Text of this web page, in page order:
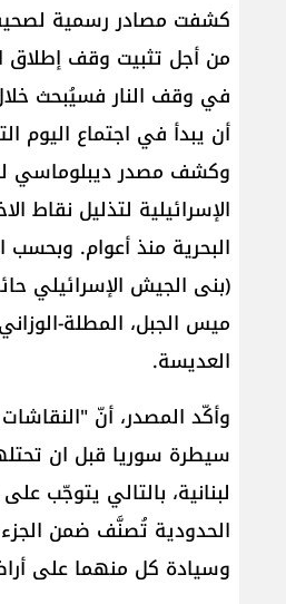
كشفت مصادر رسمية
من أجل تثبيت وقف إطلاق
في وقف النار فسيُبحث
أن يبدأ في اجتماع اليوم
وكشف مصدر ديبلوماسي
الإسرائيلية لتذليل نقاط
ميس الجبل، المطلة-
العديسة.
وأكّد المصدر، أنّ
سيطرة سوريا قبل ان
لبنانية، بالتالي يتوجّب
الحدودية تُصنَّف ضمن
وسيادة كل منهما على